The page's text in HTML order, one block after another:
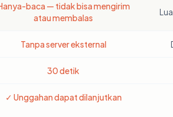
baca — tidak bisa mengirim
atau membalas
Tanpa server eksternal
30 detik
✓ Unggahan dapat dilanjutkan